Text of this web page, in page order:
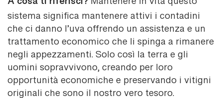
A cosa ti riferisci?
sistema significa mantenere attivi i contadini
che ci danno l’uva offrendo un assistenza e un
trattamento economico che li spinga a rimanere
negli appezzamenti. Solo così la terra e gli
uomini sopravvivono, creando per loro
opportunità economiche e preservando i vitigni
originali che sono il nostro vero tesoro.